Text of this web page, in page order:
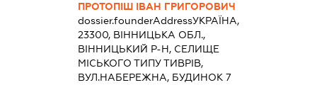
ПРОТОПІШ ІВАН ГРИГОРОВИЧ
dossier.founderAddressУКРАЇНА,
23300, ВІННИЦЬКА ОБЛ.,
ВІННИЦЬКИЙ Р-Н, СЕЛИЩЕ
МІСЬКОГО ТИПУ ТИВРІВ,
ВУЛ.НАБЕРЕЖНА, БУДИНОК 7